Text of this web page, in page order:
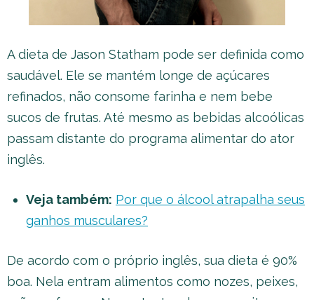
A dieta de Jason Statham pode ser definida como
saudável. Ele se mantém longe de açúcares
refinados, não consome farinha e nem bebe
sucos de frutas. Até mesmo as bebidas alcoólicas
passam distante do programa alimentar do ator
inglês.
Veja também: Por que o álcool atrapalha seus
ganhos musculares?
De acordo com o próprio inglês, sua dieta é 90%
boa. Nela entram alimentos como nozes, peixes,